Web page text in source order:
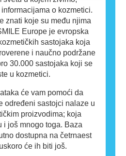
o kozmetici.
znati koje su među njima
Europe je evropska
sastojaka koja
i naučno podržane
30.000 sastojaka koji se
u kozmetici.
će vam pomoći da
određeni sastojci nalaze u
proizvodima; koja
i još mnogo toga. Baza
dostupna na četrnaest
će ih biti još.